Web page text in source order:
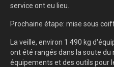
service ont eu lieu.
Prochaine étape: mise sous
La veille, environ 1 490 kg
ont été rangés dans la soute
équipements et des outils pour